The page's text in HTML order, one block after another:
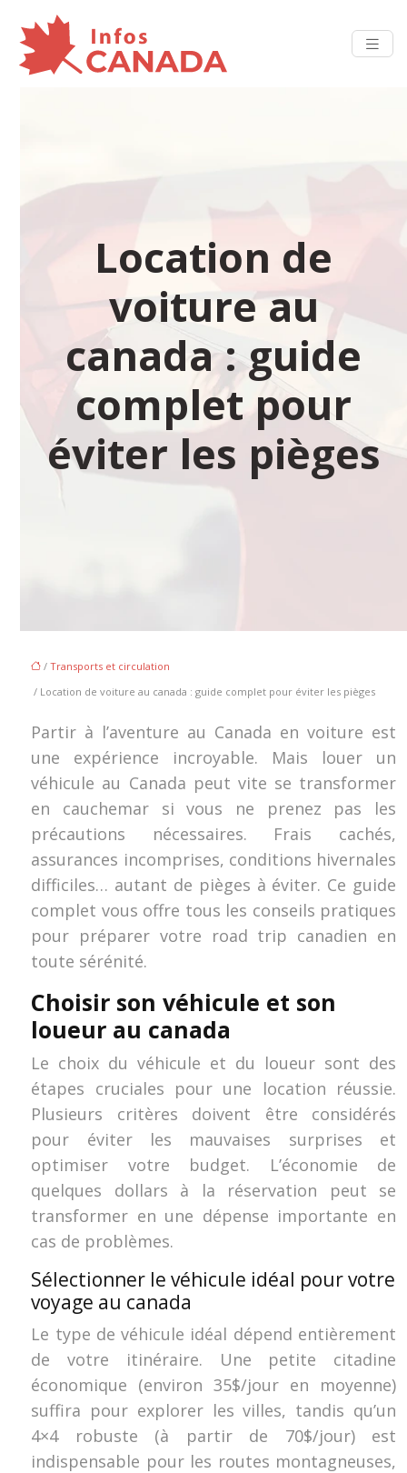
Location de
voiture au
canada : guide
complet pour
éviter les pièges
/Transports et circulation
/ Location de voiture au canada : guide complet pour éviter les pièges
Partir à l’aventure au Canada en voiture est
une expérience incroyable. Mais louer un
véhicule au Canada peut vite se transformer
en cauchemar si vous ne prenez pas les
précautions nécessaires. Frais cachés,
assurances incomprises, conditions hivernales
difficiles… autant de pièges à éviter. Ce guide
complet vous offre tous les conseils pratiques
pour préparer votre road trip canadien en
toute sérénité.
Choisir son véhicule et son
loueur au canada
Le choix du véhicule et du loueur sont des
étapes cruciales pour une location réussie.
Plusieurs critères doivent être considérés
pour éviter les mauvaises surprises et
optimiser votre budget. L’économie de
quelques dollars à la réservation peut se
transformer en une dépense importante en
cas de problèmes.
Sélectionner le véhicule idéal pour votre
voyage au canada
Le type de véhicule idéal dépend entièrement
de votre itinéraire. Une petite citadine
économique (environ 35$/jour en moyenne)
suffira pour explorer les villes, tandis qu’un
4×4 robuste (à partir de 70$/jour) est
indispensable pour les routes montagneuses,